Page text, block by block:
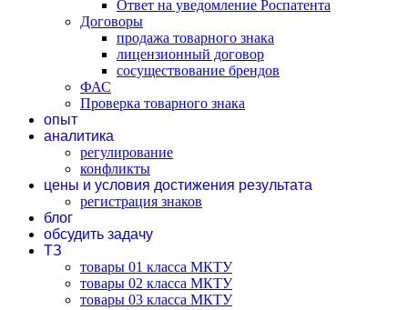
Ответ на уведомление Роспатента
Договоры
продажа товарного знака
лицензионный договор
сосуществование брендов
ФАС
Проверка товарного знака
опыт
аналитика
регулирование
конфликты
цены и условия достижения результата
регистрация знаков
блог
обсудить задачу
ТЗ
товары 01 класса МКТУ
товары 02 класса МКТУ
товары 03 класса МКТУ